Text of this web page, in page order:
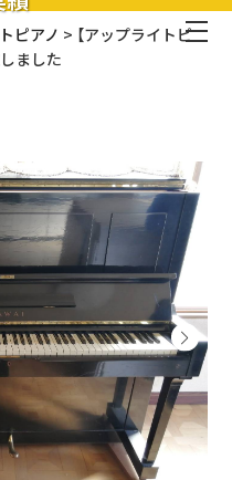
ピアノ > 【アップライトピ
ました